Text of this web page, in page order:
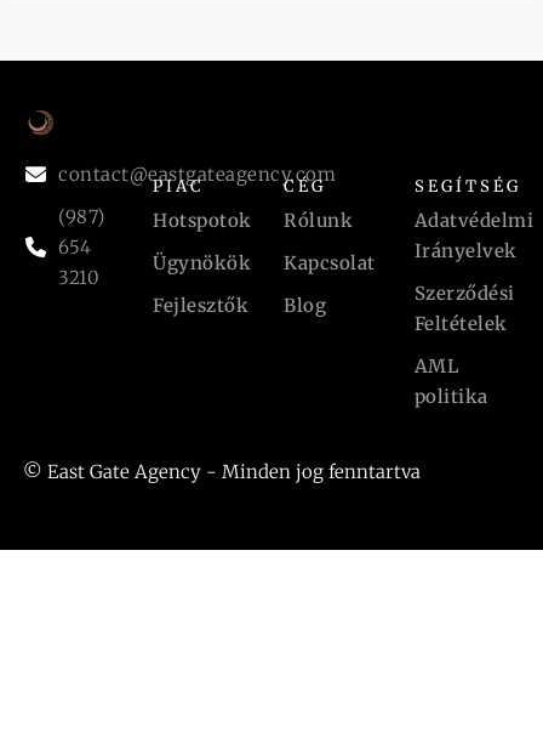
contact@eastgateagency.com
(987)
654
3210
PIAC
Hotspotok
Ügynökök
Fejlesztők
CÉG
Rólunk
Kapcsolat
Blog
SEGÍTSÉG
Adatvédelmi
Irányelvek
Szerződési
Feltételek
AML
politika
© East Gate Agency - Minden jog fenntartva